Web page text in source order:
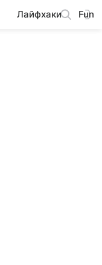
Лайфхаки Fun